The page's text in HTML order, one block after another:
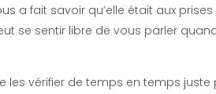
a fait savoir qu’elle était aux
se sentir libre de vous parler
les vérifier de temps en temps